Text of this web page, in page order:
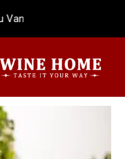
Vang Wine Home